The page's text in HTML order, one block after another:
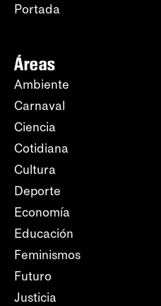
Portada
Áreas
Ambiente
Carnaval
Ciencia
Cotidiana
Cultura
Deporte
Economía
Educación
Feminismos
Futuro
Justicia